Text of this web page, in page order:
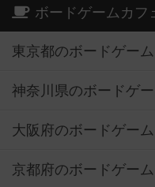
ボードゲームカフ
東京都のボードゲー
神奈川県のボードゲ
大阪府のボードゲー
京都府のボードゲー